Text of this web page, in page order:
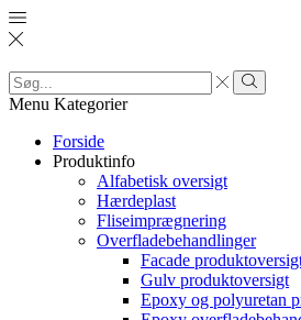
Search
input
Search
Menu Kategorier
Forside
Produktinfo
Alfabetisk oversigt
Hærdeplast
Fliseimprægnering
Overfladebehandlinger
Facade
Gulv produktoversigt
Epoxy og polyuretan